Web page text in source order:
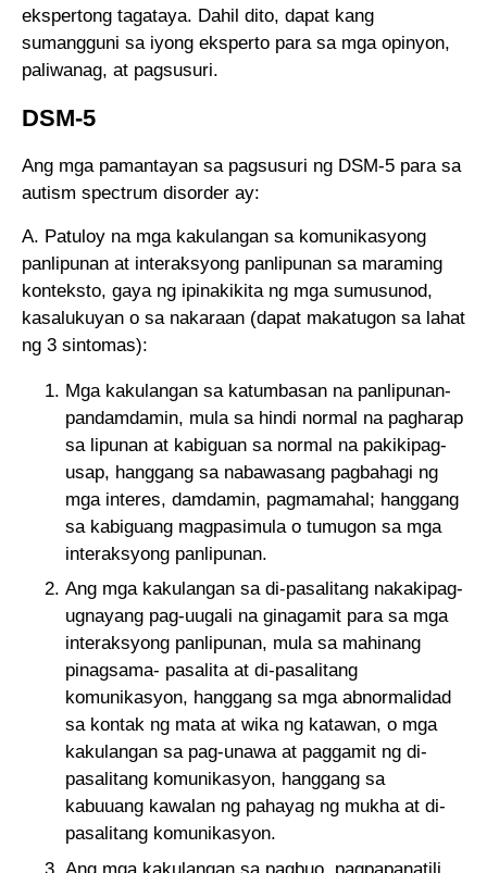
ekspertong tagataya. Dahil dito, dapat kang
sumangguni sa iyong eksperto para sa mga opinyon,
paliwanag, at pagsusuri.
DSM-5
Ang mga pamantayan sa pagsusuri ng DSM-5 para sa
autism spectrum disorder ay:
A. Patuloy na mga kakulangan sa komunikasyong
panlipunan at interaksyong panlipunan sa maraming
konteksto, gaya ng ipinakikita ng mga sumusunod,
kasalukuyan o sa nakaraan (dapat makatugon sa lahat
ng 3 sintomas):
Mga kakulangan sa katumbasan na panlipunan-
pandamdamin, mula sa hindi normal na pagharap
sa lipunan at kabiguan sa normal na pakikipag-
usap, hanggang sa nabawasang pagbahagi ng
mga interes, damdamin, pagmamahal; hanggang
sa kabiguang magpasimula o tumugon sa mga
interaksyong panlipunan.
Ang mga kakulangan sa di-pasalitang nakakipag-
ugnayang pag-uugali na ginagamit para sa mga
interaksyong panlipunan, mula sa mahinang
pinagsama- pasalita at di-pasalitang
komunikasyon, hanggang sa mga abnormalidad
sa kontak ng mata at wika ng katawan, o mga
kakulangan sa pag-unawa at paggamit ng di-
pasalitang komunikasyon, hanggang sa
kabuuang kawalan ng pahayag ng mukha at di-
pasalitang komunikasyon.
Ang mga kakulangan sa pagbuo, pagpapanatili,